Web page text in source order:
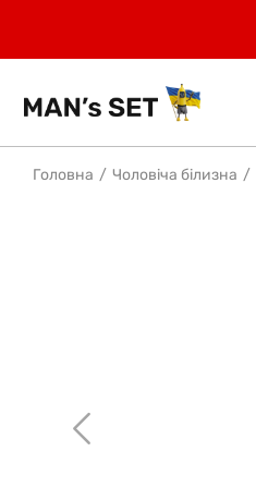
Головна Чоловіча білизна